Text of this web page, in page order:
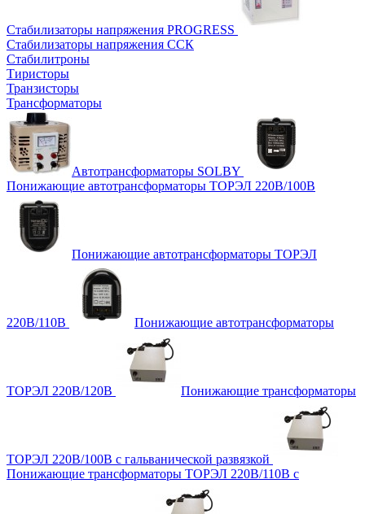
Стабилизаторы напряжения PROGRESS
Стабилизаторы напряжения ССК
Стабилитроны
Тиристоры
Транзисторы
Трансформаторы
Автотрансформаторы SOLBY
Понижающие автотрансформаторы ТОРЭЛ 220В/100В
Понижающие автотрансформаторы ТОРЭЛ
220В/110В Понижающие автотрансформаторы
ТОРЭЛ 220В/120В Понижающие трансформаторы
ТОРЭЛ 220В/100В с гальванической развязкой
Понижающие трансформаторы ТОРЭЛ 220В/110В с